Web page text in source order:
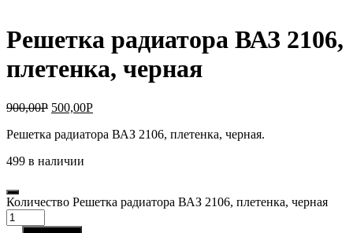
Решетка радиатора ВАЗ 2106,
плетенка, черная
900,00Р 500,00Р
Решетка радиатора ВАЗ 2106, плетенка, черная.
499 в наличии
Количество Решетка радиатора ВАЗ 2106, плетенка, черная